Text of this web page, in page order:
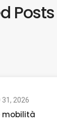
Posts
31, 2026
mobilità